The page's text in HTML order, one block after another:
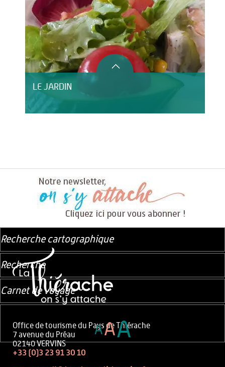
LE JARDIN
Office de tourisme du Pays de Thiérache
7 avenue du Préau
02140 VERVINS
+33 (0)3 23 91 30 10
Recherche cartographique
Recherche
Carnet de voyage
AAA